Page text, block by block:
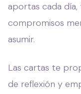
aportas cada
compromisos
asumir.
Las cartas te
de reflexión y